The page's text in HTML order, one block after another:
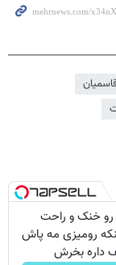
رو خنک و راحت
رومیزی مه پاش
داره بخرش